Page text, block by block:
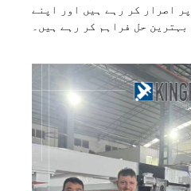
اصرار کر رہے ہیں اور اپنے
حل فراہم کر رہے ہیں۔